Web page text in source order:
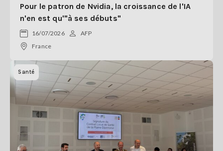
Pour le patron de Nvidia, la croissance de l'IA
n'en est qu'"à ses débuts"
16/07/2026
AFP
France
Santé